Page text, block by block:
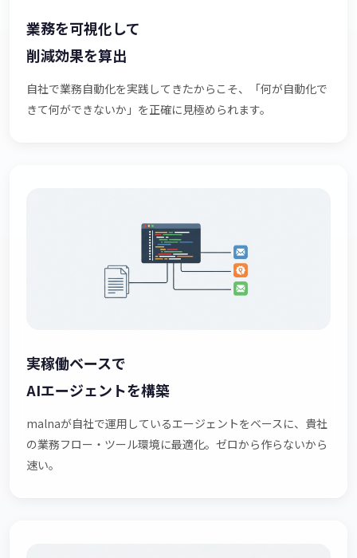
業務を可視化して
削減効果を算出
自社で業務自動化を実践してきたからこそ、「何が自動化で
きて何ができないか」を正確に見極められます。
実稼働ベースで
AIエージェントを構築
malnaが自社で運用しているエージェントをベースに、貴社
の業務フロー・ツール環境に最適化。ゼロから作らないから
速い。